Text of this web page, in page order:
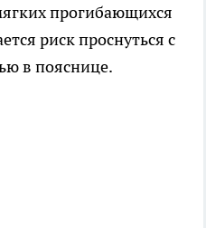
прогибающихся
риск проснуться с
в пояснице.